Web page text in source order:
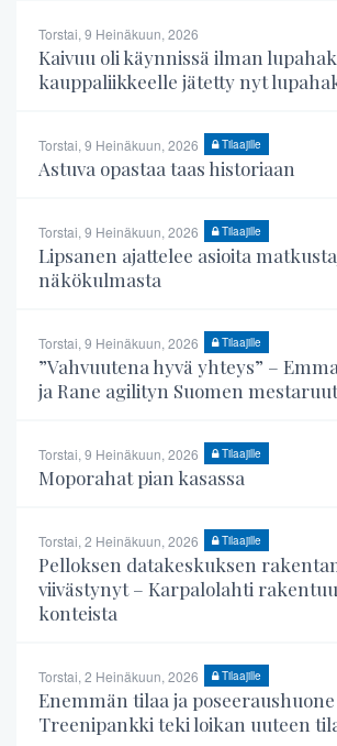
Torstai, 9 Heinäkuun, 2026
Kaivuu oli käynnissä ilman
kauppaliikkeelle jätetty nyt
Torstai, 9 Heinäkuun, 2026 Tilaajille
Astuva opastaa taas historiaan
Torstai, 9 Heinäkuun, 2026 Tilaajille
Lipsanen ajattelee asioita
näkökulmasta
Torstai, 9 Heinäkuun, 2026 Tilaajille
”Vahvuutena hyvä yhteys” –
ja Rane agilityn Suomen
Torstai, 9 Heinäkuun, 2026 Tilaajille
Moporahat pian kasassa
Torstai, 2 Heinäkuun, 2026 Tilaajille
Pelloksen datakeskuksen
viivästynyt – Karpalolahti
konteista
Torstai, 2 Heinäkuun, 2026 Tilaajille
Enemmän tilaa ja
Treenipankki teki loikan uuteen